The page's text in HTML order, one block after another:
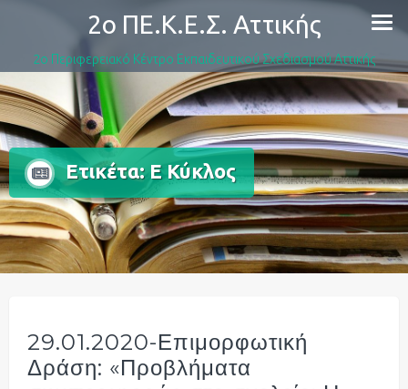
content
2ο ΠΕ.Κ.Ε.Σ. Αττικής
2ο Περιφερειακό Κέντρο Εκπαιδευτικού Σχεδιασμού Αττικής
Ετικέτα:Ε Κύκλος
29.01.2020-Επιμορφωτική
Δράση: «Προβλήματα